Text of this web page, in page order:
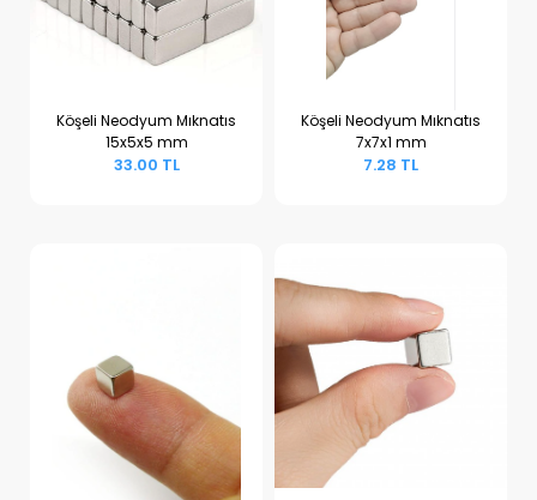
Sepete Ekle
Köşeli Neodyum Mıknatıs
15x5x5 mm
33.00 TL
Sepete Ekle
Köşeli Neodyum Mıknatıs
7x7x1 mm
7.28 TL